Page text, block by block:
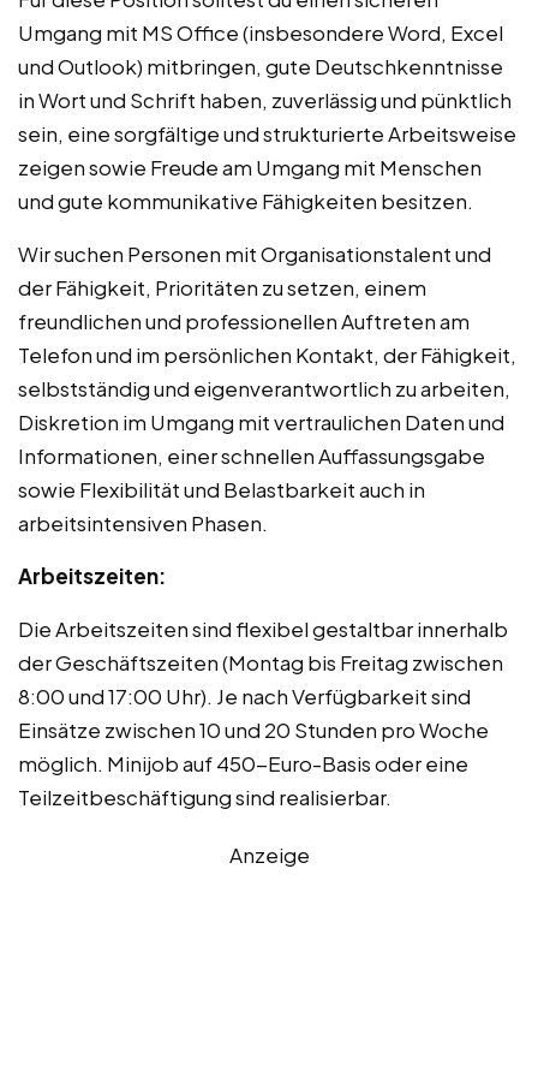
Umgang mit MS Office (insbesondere Word, Excel
und Outlook) mitbringen, gute Deutschkenntnisse
in Wort und Schrift haben, zuverlässig und pünktlich
sein, eine sorgfältige und strukturierte Arbeitsweise
zeigen sowie Freude am Umgang mit Menschen
und gute kommunikative Fähigkeiten besitzen.
Wir suchen Personen mit Organisationstalent und
der Fähigkeit, Prioritäten zu setzen, einem
freundlichen und professionellen Auftreten am
Telefon und im persönlichen Kontakt, der Fähigkeit,
selbstständig und eigenverantwortlich zu arbeiten,
Diskretion im Umgang mit vertraulichen Daten und
Informationen, einer schnellen Auffassungsgabe
sowie Flexibilität und Belastbarkeit auch in
arbeitsintensiven Phasen.
Arbeitszeiten:
Die Arbeitszeiten sind flexibel gestaltbar innerhalb
der Geschäftszeiten (Montag bis Freitag zwischen
8:00 und 17:00 Uhr). Je nach Verfügbarkeit sind
Einsätze zwischen 10 und 20 Stunden pro Woche
möglich. Minijob auf 450-Euro-Basis oder eine
Teilzeitbeschäftigung sind realisierbar.
Anzeige